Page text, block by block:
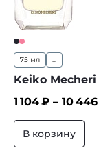
75 мл ...
Keiko Mecheri
1 104₽ – 10 446
В корзину